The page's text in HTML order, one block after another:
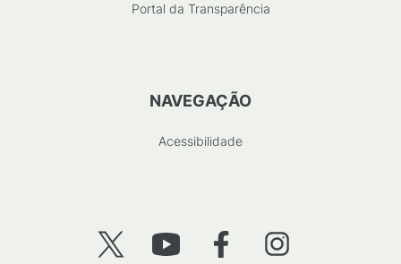
Portal da Transparência
NAVEGAÇÃO
Acessibilidade